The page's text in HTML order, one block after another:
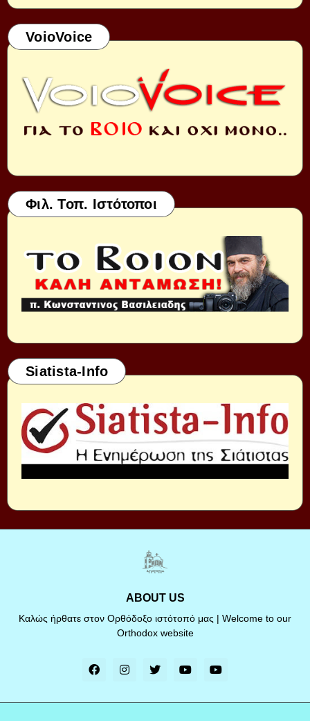
VoioVoice
Φιλ. Τοπ. Ιστότοποι
Siatista-Info
ABOUT US
Καλώς ήρθατε στον Ορθόδοξο ιστότοπό μας | Welcome to our
Orthodox website